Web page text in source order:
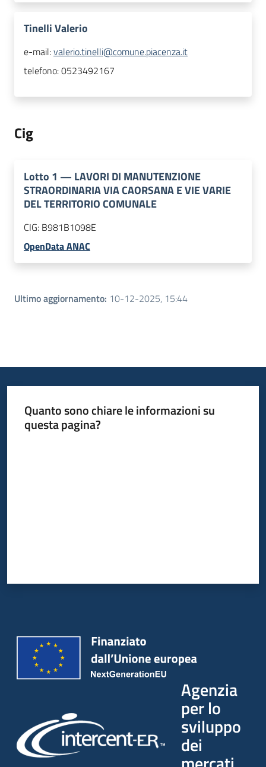
Tinelli Valerio
e-mail:valerio.tinelli@comune.piacenza.it
telefono:0523492167
Cig
Lotto 1 — LAVORI DI MANUTENZIONE
STRAORDINARIA VIA CAORSANA E VIE VARIE
DEL TERRITORIO COMUNALE
CIG: B981B1098E
OpenData ANAC
Ultimo aggiornamento: 10-12-2025, 15:44
Quanto sono chiare le informazioni su
questa pagina?
Agenzia
per lo
sviluppo
dei